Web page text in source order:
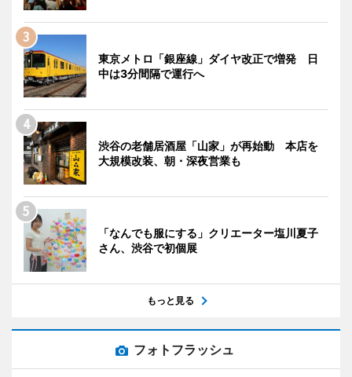
東京メトロ「銀座線」ダイヤ改正で増発 日
中は3分間隔で運行へ
渋谷の老舗居酒屋「山家」が再始動 本店を
大規模改装、朝・深夜営業も
「なんでも服にする」クリエーター塩川夏子
さん、渋谷で初個展
もっと見る
フォトフラッシュ